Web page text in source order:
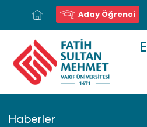
Aday Öğrenci
Haberler